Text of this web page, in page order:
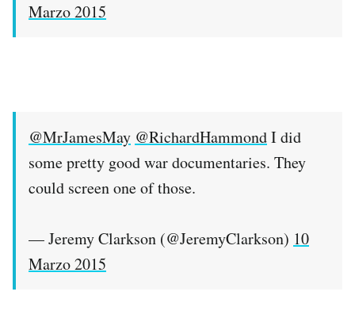
Marzo 2015
@MrJamesMay @RichardHammondI did
some pretty good war documentaries. They
could screen one of those.
— Jeremy Clarkson (@JeremyClarkson) 10
Marzo 2015